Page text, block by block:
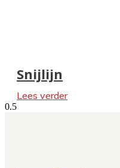
Snijlijn
Lees verder